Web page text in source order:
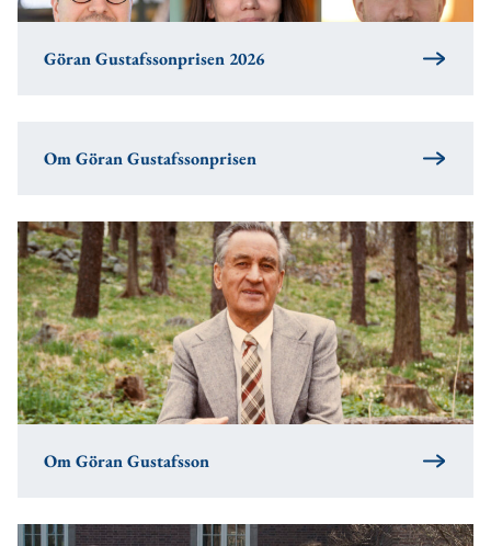
Göran Gustafssonprisen 2026
Om Göran Gustafssonprisen
Om Göran Gustafsson